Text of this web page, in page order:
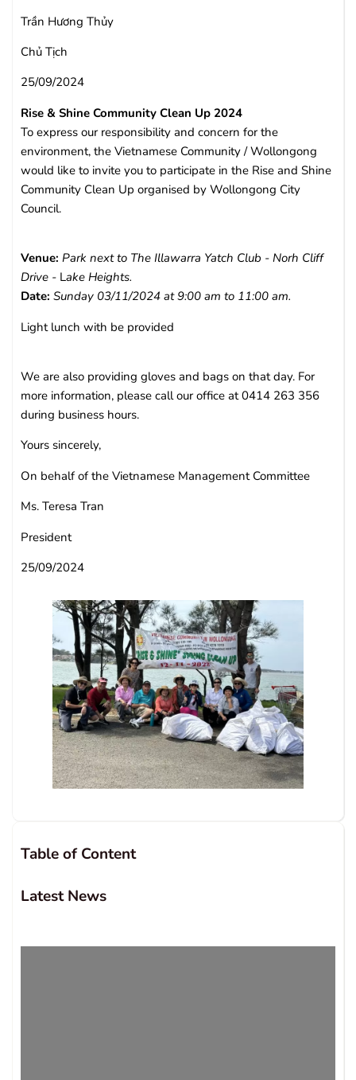
Trần Hương Thủy
Chủ Tịch
25/09/2024
Rise & Shine Community Clean Up 2024
To express our responsibility and concern for the
environment, the Vietnamese Community / Wollongong
would like to invite you to participate in the Rise and Shine
Community Clean Up organised by Wollongong City
Council.
Venue: Park next to The Illawarra Yatch Club - Norh Cliff
Drive - Lake Heights.
Date: Sunday 03/11/2024 at 9:00 am to 11:00 am.
Light lunch with be provided
We are also providing gloves and bags on that day. For
more information, please call our office at 0414 263 356
during business hours.
Yours sincerely,
On behalf of the Vietnamese Management Committee
Ms. Teresa Tran
President
25/09/2024
Table of Content
Latest News